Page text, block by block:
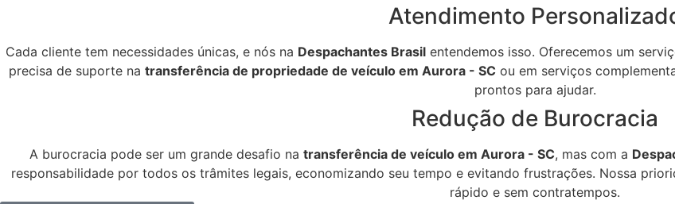
Atendimento
Cada cliente tem necessidades únicas, e nós na Despachantes Brasil entendemos isso. Oferecemos um
precisa de suporte na transferência de propriedade de veículo em Aurora - SC ou em serviços
prontos para ajudar.
Redução de Burocracia
A burocracia pode ser um grande desafio na transferência de veículo em Aurora - SC, mas com a
responsabilidade por todos os trâmites legais, economizando seu tempo e evitando frustrações. Nossa
rápido e sem contratempos.